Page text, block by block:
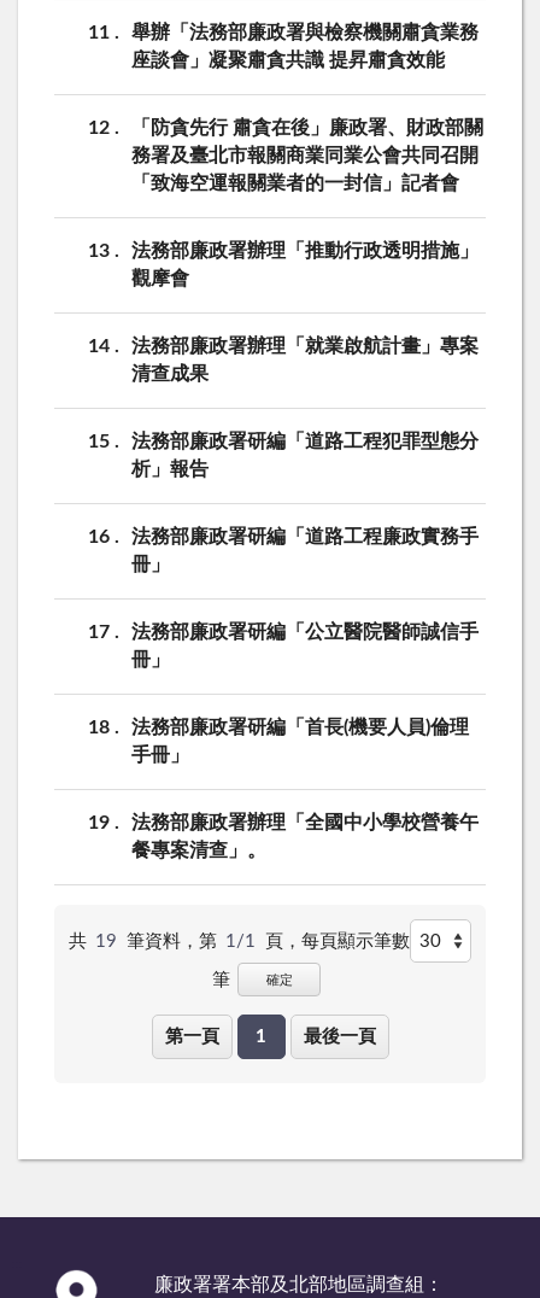
11
舉辦「法務部廉政署與檢察機關肅貪業務
座談會」凝聚肅貪共識 提昇肅貪效能
12
「防貪先行 肅貪在後」廉政署、財政部關
務署及臺北市報關商業同業公會共同召開
「致海空運報關業者的一封信」記者會
13
法務部廉政署辦理「推動行政透明措施」
觀摩會
14
法務部廉政署辦理「就業啟航計畫」專案
清查成果
15
法務部廉政署研編「道路工程犯罪型態分
析」報告
16
法務部廉政署研編「道路工程廉政實務手
冊」
17
法務部廉政署研編「公立醫院醫師誠信手
冊」
18
法務部廉政署研編「首長(機要人員)倫理
手冊」
19
法務部廉政署辦理「全國中小學校營養午
餐專案清查」。
共 19 筆資料，第 1/1 頁， 每頁顯示筆數
筆 確定
第一頁 1 最後一頁
廉政署署本部及北部地區調查組：